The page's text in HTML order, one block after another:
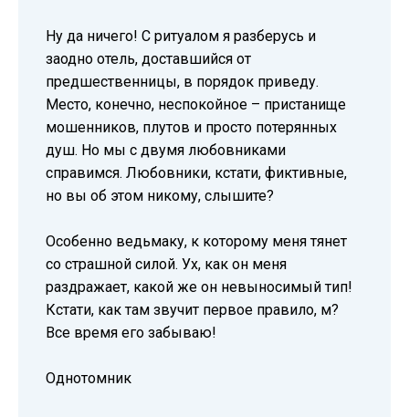
Ну да ничего! С ритуалом я разберусь и
заодно отель, доставшийся от
предшественницы, в порядок приведу.
Место, конечно, неспокойное – пристанище
мошенников, плутов и просто потерянных
душ. Но мы с двумя любовниками
справимся. Любовники, кстати, фиктивные,
но вы об этом никому, слышите?
Особенно ведьмаку, к которому меня тянет
со страшной силой. Ух, как он меня
раздражает, какой же он невыносимый тип!
Кстати, как там звучит первое правило, м?
Все время его забываю!
Однотомник